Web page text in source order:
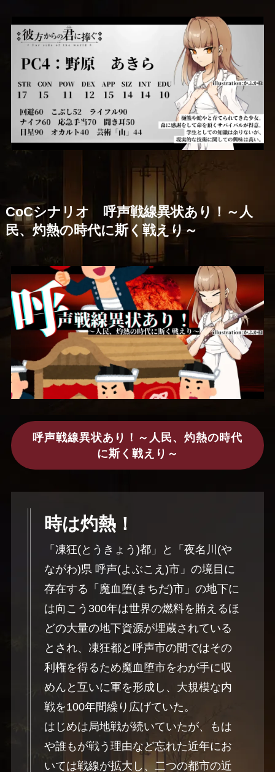
CoCシナリオ 呼声戦線異状あり！～人
民、灼熱の時代に斯く戦えり～
呼声戦線異状あり！～人民、灼熱の時代
に斯く戦えり～
時は灼熱！
「凍狂(とうきょう)都」と「夜名川(や
ながわ)県 呼声(よぶこえ)市」の境目に
存在する「魔血堕(まちだ)市」の地下に
は向こう300年は世界の燃料を賄えるほ
どの大量の地下資源が埋蔵されている
とされ、凍狂都と呼声市の間ではその
利権を得るため魔血堕市をわが手に収
めんと互いに軍を形成し、大規模な内
戦を100年間繰り広げていた。
はじめは局地戦が続いていたが、もは
や誰もが戦う理由など忘れた近年にお
いては戦線が拡大し、二つの都市の近